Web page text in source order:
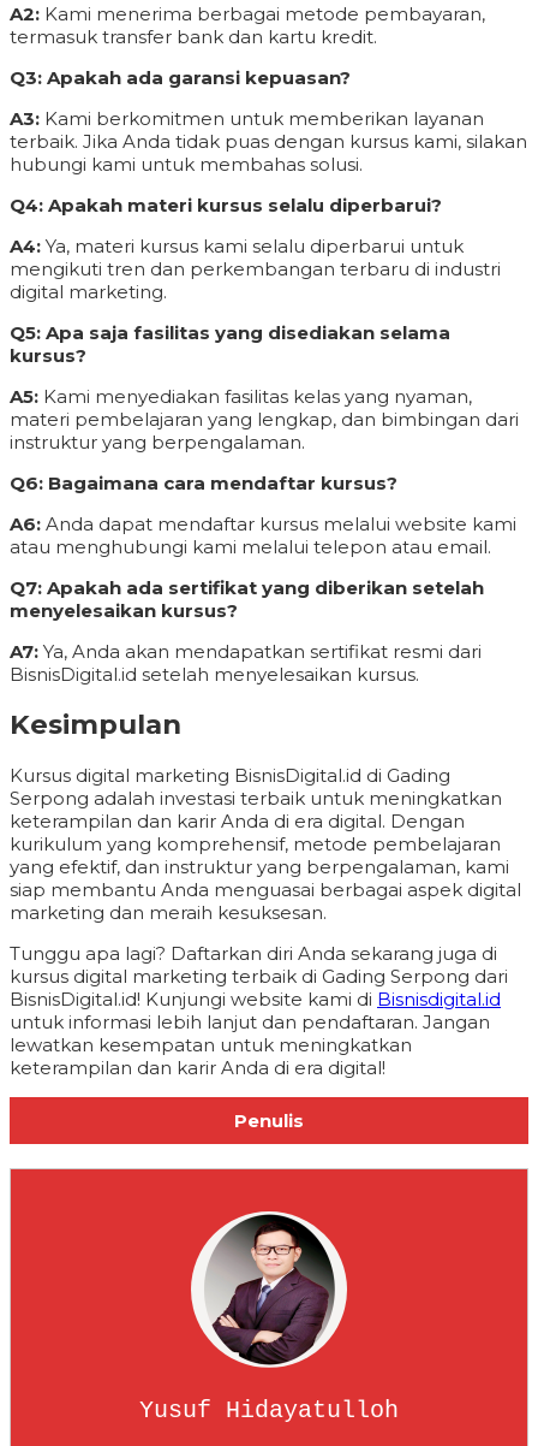
A2: Kami menerima berbagai metode pembayaran,
termasuk transfer bank dan kartu kredit.
Q3: Apakah ada garansi kepuasan?
A3: Kami berkomitmen untuk memberikan layanan
terbaik. Jika Anda tidak puas dengan kursus kami, silakan
hubungi kami untuk membahas solusi.
Q4: Apakah materi kursus selalu diperbarui?
A4: Ya, materi kursus kami selalu diperbarui untuk
mengikuti tren dan perkembangan terbaru di industri
digital marketing.
Q5: Apa saja fasilitas yang disediakan selama
kursus?
A5: Kami menyediakan fasilitas kelas yang nyaman,
materi pembelajaran yang lengkap, dan bimbingan dari
instruktur yang berpengalaman.
Q6: Bagaimana cara mendaftar kursus?
A6: Anda dapat mendaftar kursus melalui website kami
atau menghubungi kami melalui telepon atau email.
Q7: Apakah ada sertifikat yang diberikan setelah
menyelesaikan kursus?
A7: Ya, Anda akan mendapatkan sertifikat resmi dari
BisnisDigital.id setelah menyelesaikan kursus.
Kesimpulan
Kursus digital marketing BisnisDigital.id di Gading
Serpong adalah investasi terbaik untuk meningkatkan
keterampilan dan karir Anda di era digital. Dengan
kurikulum yang komprehensif, metode pembelajaran
yang efektif, dan instruktur yang berpengalaman, kami
siap membantu Anda menguasai berbagai aspek digital
marketing dan meraih kesuksesan.
Tunggu apa lagi? Daftarkan diri Anda sekarang juga di
kursus digital marketing terbaik di Gading Serpong dari
BisnisDigital.id! Kunjungi website kami di Bisnisdigital.id
untuk informasi lebih lanjut dan pendaftaran. Jangan
lewatkan kesempatan untuk meningkatkan
keterampilan dan karir Anda di era digital!
Penulis
Yusuf Hidayatulloh